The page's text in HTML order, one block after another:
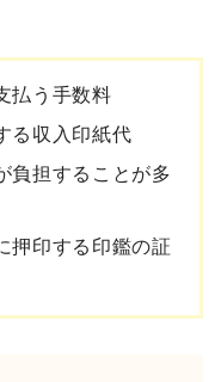
払う手数料
る収入印紙代
負担することが多
押印する印鑑の証